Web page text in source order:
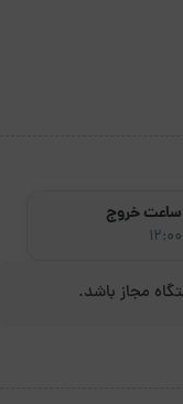
ساعت خروج
12:00
مجاز باشد.